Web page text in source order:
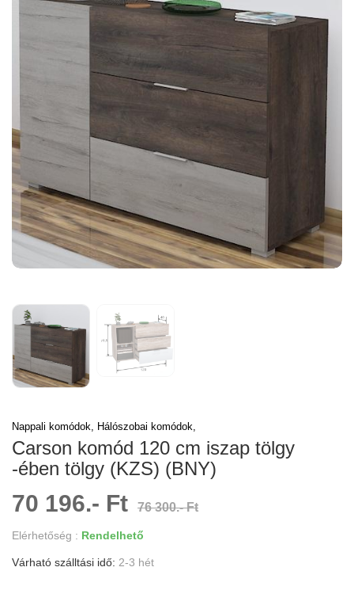
Nappali komódok, Hálószobai komódok,
Carson komód 120 cm iszap tölgy
-ében tölgy (KZS) (BNY)
70 196.- Ft 76 300.- Ft
Elérhetőség : Rendelhető
Várható szálltási idő: 2-3 hét